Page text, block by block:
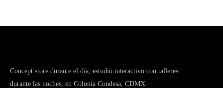
Concept store durante el día, estudio interactivo con talleres
durante las noches, en Colonia Condesa, CDMX.